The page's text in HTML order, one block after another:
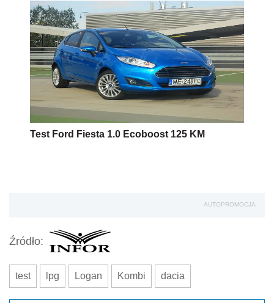
Test Ford Fiesta 1.0 Ecoboost 125 KM
AUTOPROMOCJA
Źródło:
test lpg Logan Kombi dacia